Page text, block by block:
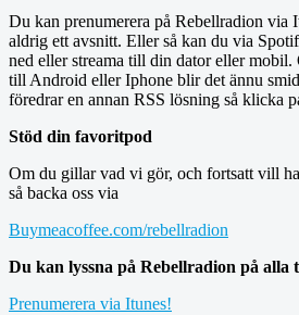
Du kan prenumerera på Rebellradion via
aldrig ett avsnitt. Eller så kan du via
ned eller streama till din dator eller mobil.
till Android eller Iphone blir det ännu
föredrar en annan RSS lösning så klicka
Stöd din favoritpod
Om du gillar vad vi gör, och fortsatt vill
så backa oss via
Buymeacoffee.com/rebellradion
Du kan lyssna på Rebellradion på
Prenumerera via Itunes!